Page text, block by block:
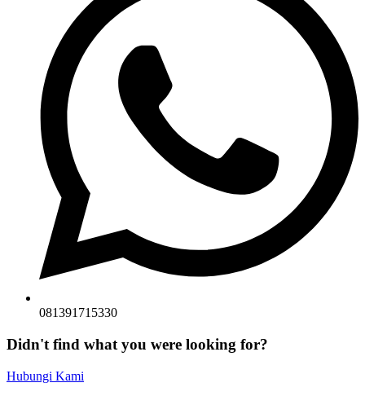
081391715330
Didn't find what you were looking for?
Hubungi Kami